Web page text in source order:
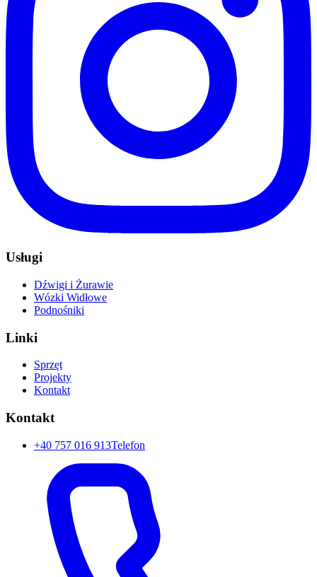
Usługi
Dźwigi i Żurawie
Wózki Widłowe
Podnośniki
Linki
Sprzęt
Projekty
Kontakt
Kontakt
+40 757 016 913Telefon